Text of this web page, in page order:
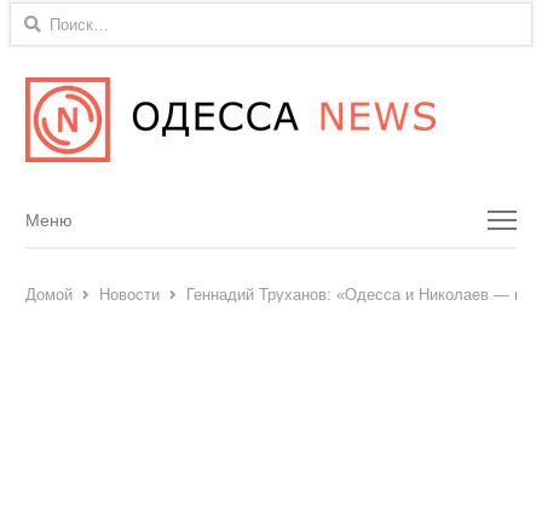
Найти:
Menu
Меню
Домой Новости Геннадий Труханов: «Одесса и Николаев —